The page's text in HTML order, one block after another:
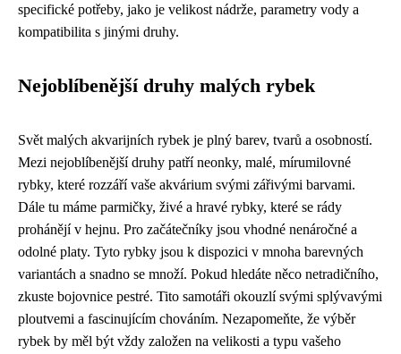
specifické potřeby, jako je velikost nádrže, parametry vody a
kompatibilita s jinými druhy.
Nejoblíbenější druhy malých rybek
Svět malých akvarijních rybek je plný barev, tvarů a osobností.
Mezi nejoblíbenější druhy patří neonky, malé, mírumilovné
rybky, které rozzáří vaše akvárium svými zářivými barvami.
Dále tu máme parmičky, živé a hravé rybky, které se rády
prohánějí v hejnu. Pro začátečníky jsou vhodné nenáročné a
odolné platy. Tyto rybky jsou k dispozici v mnoha barevných
variantách a snadno se množí. Pokud hledáte něco netradičního,
zkuste bojovnice pestré. Tito samotáři okouzlí svými splývavými
ploutvemi a fascinujícím chováním. Nezapomeňte, že výběr
rybek by měl být vždy založen na velikosti a typu vašeho